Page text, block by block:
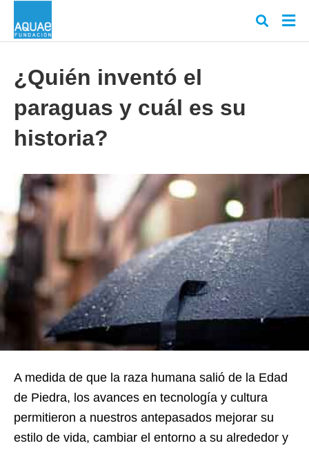
¿Quién inventó el
paraguas y cuál es su
historia?
A medida de que la raza humana salió de la Edad
de Piedra, los avances en tecnología y cultura
permitieron a nuestros antepasados ​​mejorar su
estilo de vida, cambiar el entorno a su alrededor y